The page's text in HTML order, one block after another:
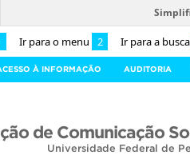
Ir para o menu 2 Ir para a busca
À INFORMAÇÃO AUDITORIA
de Comunicação
Universidade Federal de